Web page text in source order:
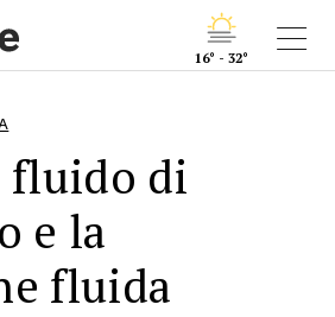
16° - 32°
di
e la
fluida